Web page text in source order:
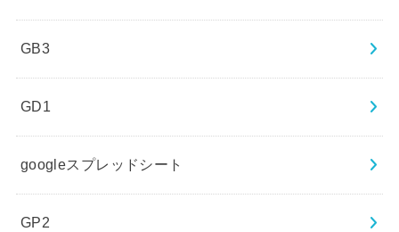
GB3
GD1
googleスプレッドシート
GP2